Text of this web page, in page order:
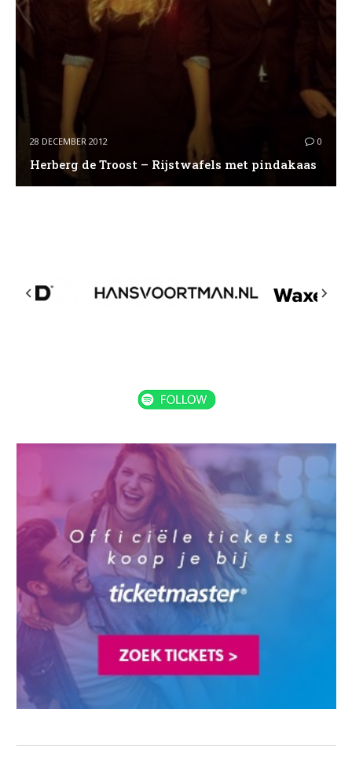
28 DECEMBER 2012 0
Herberg de Troost – Rijstwafels met pindakaas